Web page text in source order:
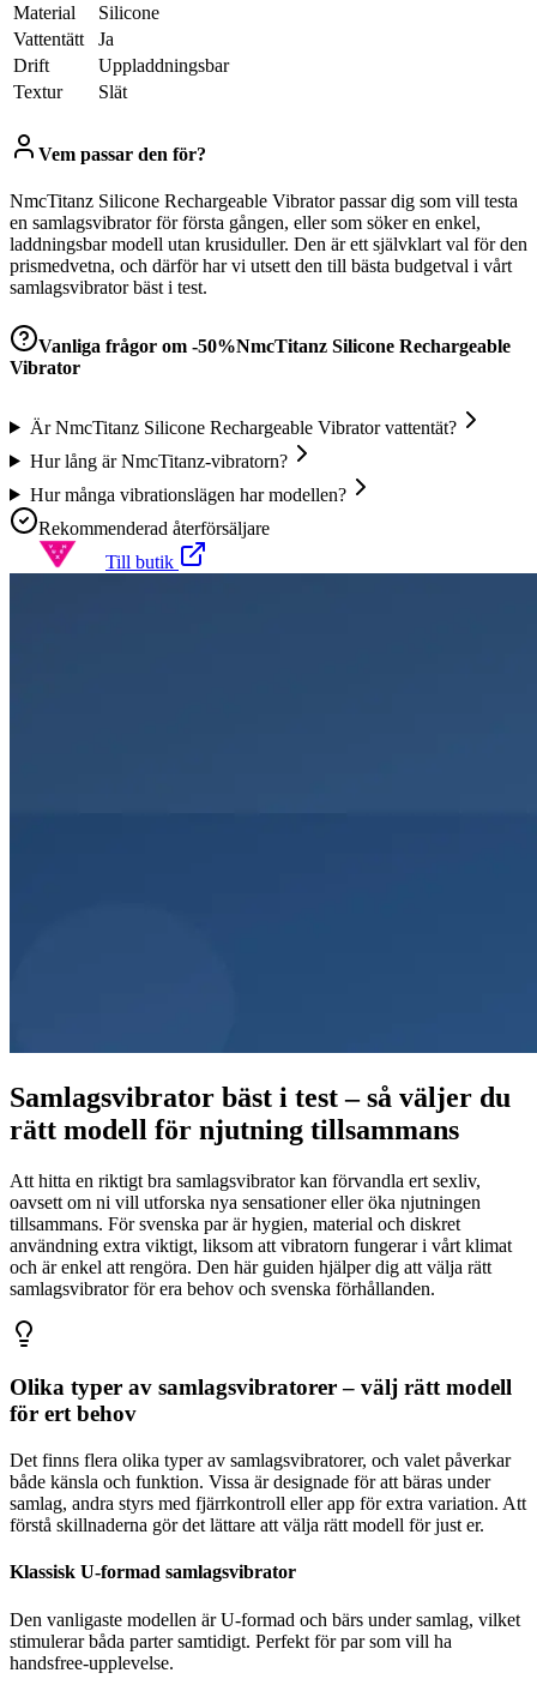
Material
Silicone
Vattentätt
Ja
Drift
Uppladdningsbar
Textur
Slät
Vem passar den för?
NmcTitanz Silicone Rechargeable Vibrator passar dig som vill testa
en samlagsvibrator för första gången, eller som söker en enkel,
laddningsbar modell utan krusiduller. Den är ett självklart val för den
prismedvetna, och därför har vi utsett den till bästa budgetval i vårt
samlagsvibrator bäst i test.
Vanliga frågor om -50%NmcTitanz Silicone Rechargeable
Vibrator
Är NmcTitanz Silicone Rechargeable Vibrator vattentät?
Hur lång är NmcTitanz-vibratorn?
Hur många vibrationslägen har modellen?
Rekommenderad återförsäljare
Till butik
Samlagsvibrator bäst i test – så väljer du
rätt modell för njutning tillsammans
Att hitta en riktigt bra samlagsvibrator kan förvandla ert sexliv,
oavsett om ni vill utforska nya sensationer eller öka njutningen
tillsammans. För svenska par är hygien, material och diskret
användning extra viktigt, liksom att vibratorn fungerar i vårt klimat
och är enkel att rengöra. Den här guiden hjälper dig att välja rätt
samlagsvibrator för era behov och svenska förhållanden.
Olika typer av samlagsvibratorer – välj rätt modell
för ert behov
Det finns flera olika typer av samlagsvibratorer, och valet påverkar
både känsla och funktion. Vissa är designade för att bäras under
samlag, andra styrs med fjärrkontroll eller app för extra variation. Att
förstå skillnaderna gör det lättare att välja rätt modell för just er.
Klassisk U-formad samlagsvibrator
Den vanligaste modellen är U-formad och bärs under samlag, vilket
stimulerar båda parter samtidigt. Perfekt för par som vill ha
handsfree-upplevelse.